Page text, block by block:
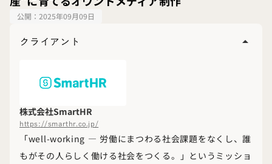
公開： 2025年09月09日
クライアント arrow_drop_up
株式会社SmartHR
https://smarthr.co.jp/
「well-working ― 労働にまつわる社会課題をなくし、誰
もがその人らしく働ける社会をつくる。」というミッショ